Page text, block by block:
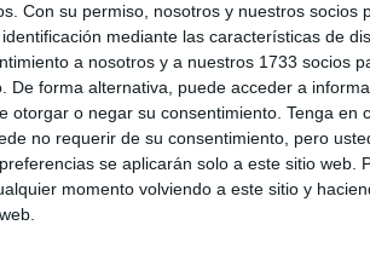
Con su permiso, nosotros y nuestros socios
mediante las características de
a nosotros y a nuestros 1733 socios
De forma alternativa, puede acceder a
otorgar o negar su consentimiento. Tenga en
no requerir de su consentimiento, pero
se aplicarán solo a este sitio web.
momento volviendo a este sitio y
así como la instalación de medios
humanos ante esta crisis